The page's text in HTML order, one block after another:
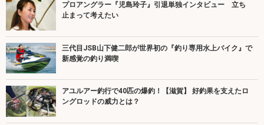
プロアングラー『児島玲子』引退単独インタビュー 立ち
止まって考えたい
三代目JSB山下健二郎が世界初の『釣り専用水上バイク』で
新感覚の釣り満喫
アユルアー釣行で40匹の爆釣！【滋賀】 好釣果を支えたロ
ングロッドの威力とは？